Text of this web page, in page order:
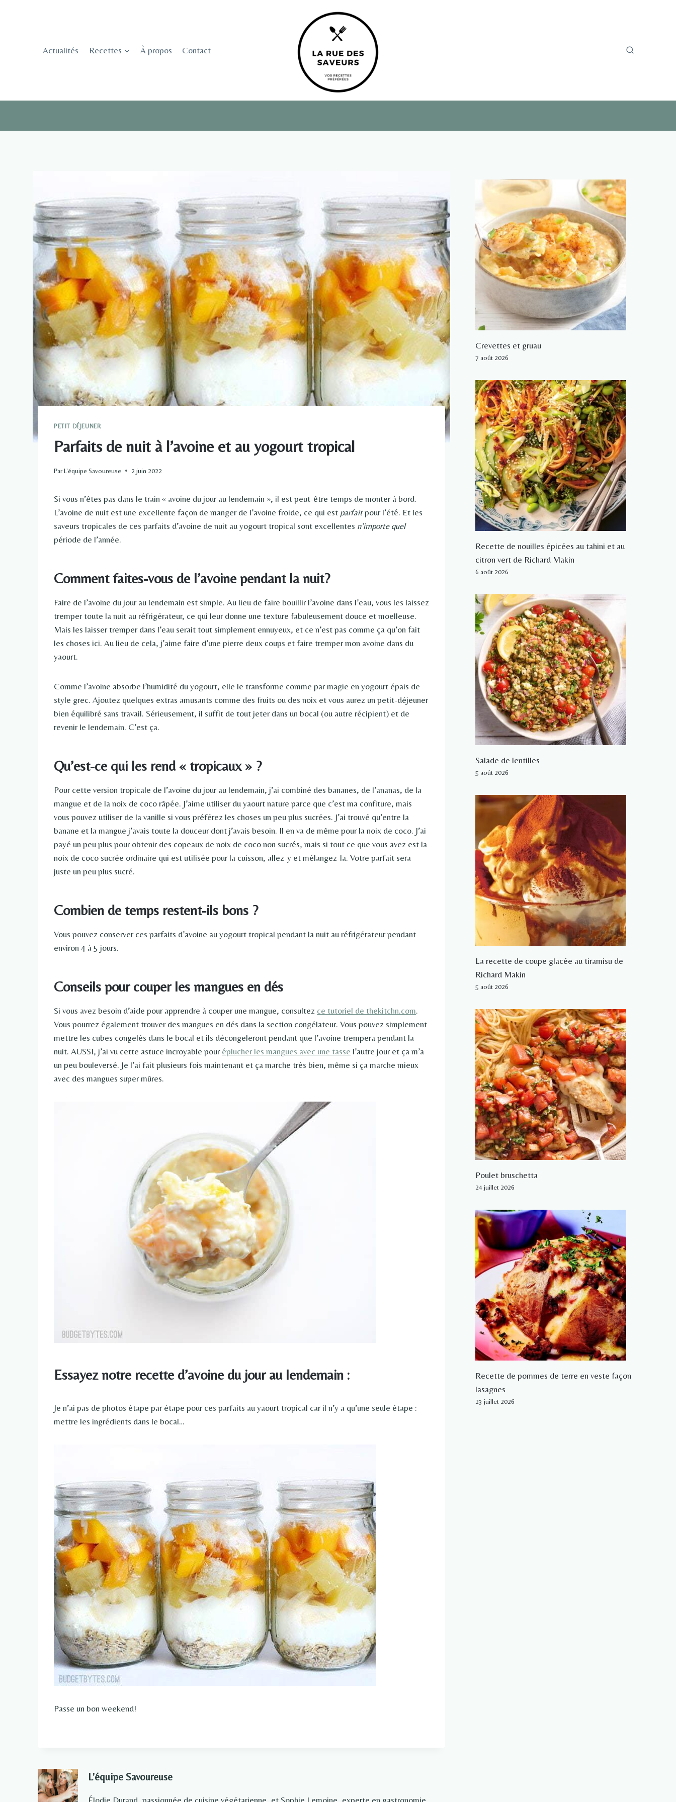
Actualités
Recettes À propos Contact
PETIT DÉJEUNER
Parfaits de nuit à l’avoine et au yogourt tropical
ParL'équipe Savoureuse 2 juin 2022
Si vous n’êtes pas dans le train « avoine du jour au lendemain », il est peut-être temps de monter à bord.
L’avoine de nuit est une excellente façon de manger de l’avoine froide, ce qui est parfaitpour l’été. Et les
saveurs tropicales de ces parfaits d’avoine de nuit au yogourt tropical sont excellentes n’importe quel
période de l’année.
Comment faites-vous de l’avoine pendant la nuit?
Faire de l’avoine du jour au lendemain est simple. Au lieu de faire bouillir l’avoine dans l’eau, vous les laissez
tremper toute la nuit au réfrigérateur, ce qui leur donne une texture fabuleusement douce et moelleuse.
Mais les laisser tremper dans l’eau serait tout simplement ennuyeux, et ce n’est pas comme ça qu’on fait
les choses ici. Au lieu de cela, j’aime faire d’une pierre deux coups et faire tremper mon avoine dans du
yaourt.
Comme l’avoine absorbe l’humidité du yogourt, elle le transforme comme par magie en yogourt épais de
style grec. Ajoutez quelques extras amusants comme des fruits ou des noix et vous aurez un petit-déjeuner
bien équilibré sans travail. Sérieusement, il suffit de tout jeter dans un bocal (ou autre récipient) et de
revenir le lendemain. C’est ça.
Qu’est-ce qui les rend « tropicaux » ?
Pour cette version tropicale de l’avoine du jour au lendemain, j’ai combiné des bananes, de l’ananas, de la
mangue et de la noix de coco râpée. J’aime utiliser du yaourt nature parce que c’est ma confiture, mais
vous pouvez utiliser de la vanille si vous préférez les choses un peu plus sucrées. J’ai trouvé qu’entre la
banane et la mangue j’avais toute la douceur dont j’avais besoin. Il en va de même pour la noix de coco. J’ai
payé un peu plus pour obtenir des copeaux de noix de coco non sucrés, mais si tout ce que vous avez est la
noix de coco sucrée ordinaire qui est utilisée pour la cuisson, allez-y et mélangez-la. Votre parfait sera
juste un peu plus sucré.
Combien de temps restent-ils bons ?
Vous pouvez conserver ces parfaits d’avoine au yogourt tropical pendant la nuit au réfrigérateur pendant
environ 4 à 5 jours.
Conseils pour couper les mangues en dés
Si vous avez besoin d’aide pour apprendre à couper une mangue, consultez ce tutoriel de thekitchn.com.
Vous pourrez également trouver des mangues en dés dans la section congélateur. Vous pouvez simplement
mettre les cubes congelés dans le bocal et ils décongeleront pendant que l’avoine trempera pendant la
nuit. AUSSI, j’ai vu cette astuce incroyable pour éplucher les mangues avec une tasse l’autre jour et ça m’a
un peu bouleversé. Je l’ai fait plusieurs fois maintenant et ça marche très bien, même si ça marche mieux
avec des mangues super mûres.
Essayez notre recette d’avoine du jour au lendemain :
Je n’ai pas de photos étape par étape pour ces parfaits au yaourt tropical car il n’y a qu’une seule étape :
mettre les ingrédients dans le bocal…
Passe un bon weekend!
L'équipe Savoureuse
Crevettes et gruau
7 août 2026
Recette de nouilles épicées au tahini et au
citron vert de Richard Makin
6 août 2026
Salade de lentilles
5 août 2026
La recette de coupe glacée au tiramisu de
Richard Makin
5 août 2026
Poulet bruschetta
24 juillet 2026
Recette de pommes de terre en veste façon
lasagnes
23 juillet 2026